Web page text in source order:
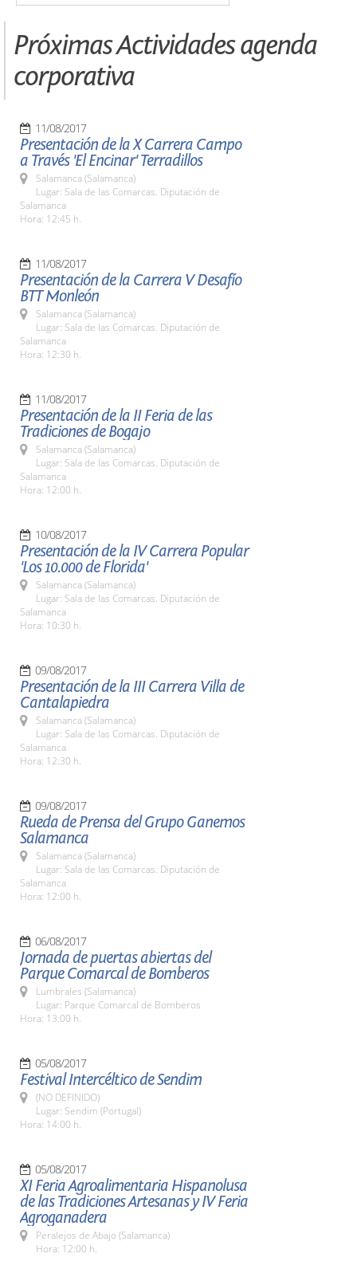
Próximas Actividades agenda
corporativa
11/08/2017
Presentación de la X Carrera Campo
a Través 'El Encinar' Terradillos
Salamanca (Salamanca)
Lugar: Sala de las Comarcas. Diputación de
Salamanca
Hora: 12:45 h.
11/08/2017
Presentación de la Carrera V Desafío
BTT Monleón
Salamanca (Salamanca)
Lugar: Sala de las Comarcas. Diputación de
Salamanca
Hora: 12:30 h.
11/08/2017
Presentación de la II Feria de las
Tradiciones de Bogajo
Salamanca (Salamanca)
Lugar: Sala de las Comarcas. Diputación de
Salamanca
Hora: 12:00 h.
10/08/2017
Presentación de la IV Carrera Popular
'Los 10.000 de Florida'
Salamanca (Salamanca)
Lugar: Sala de las Comarcas. Diputación de
Salamanca
Hora: 10:30 h.
09/08/2017
Presentación de la III Carrera Villa de
Cantalapiedra
Salamanca (Salamanca)
Lugar: Sala de las Comarcas. Diputación de
Salamanca
Hora: 12:30 h.
09/08/2017
Rueda de Prensa del Grupo Ganemos
Salamanca
Salamanca (Salamanca)
Lugar: Sala de las Comarcas. Diputación de
Salamanca
Hora: 12:00 h.
06/08/2017
Jornada de puertas abiertas del
Parque Comarcal de Bomberos
Lumbrales (Salamanca)
Lugar: Parque Comarcal de Bomberos
Hora: 13:00 h.
05/08/2017
Festival Intercéltico de Sendim
(NO DEFINIDO)
Lugar: Sendim (Portugal)
Hora: 14:00 h.
05/08/2017
XI Feria Agroalimentaria Hispanolusa
de las Tradiciones Artesanas y IV Feria
Agroganadera
Peralejos de Abajo (Salamanca)
Hora: 12:00 h.